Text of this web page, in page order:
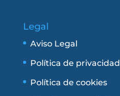
Legal
Aviso Legal
Política de privacidad
Política de cookies